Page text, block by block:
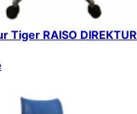
Tiger RAISO DIREKTUR